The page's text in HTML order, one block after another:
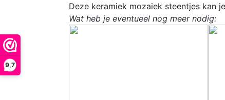
9,7
Deze keramiek mozaiek steentjes kan
Wat heb je eventueel nog meer nodig: